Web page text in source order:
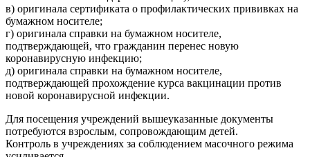
в) оригинала сертификата о профилактических прививках на
бумажном носителе;
г) оригинала справки на бумажном носителе,
подтверждающей, что гражданин перенес новую
коронавирусную инфекцию;
д) оригинала справки на бумажном носителе,
подтверждающей прохождение курса вакцинации против
новой коронавирусной инфекции.
Для посещения учреждений вышеуказанные документы
потребуются взрослым, сопровождающим детей.
Контроль в учреждениях за соблюдением масочного режима